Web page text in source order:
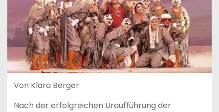
Von Klara Berger
Nach der erfolgreichen Uraufführung der